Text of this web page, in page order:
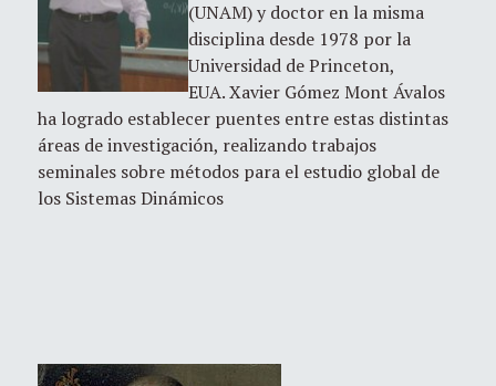
(UNAM) y doctor en la misma
disciplina desde 1978 por la
Universidad de Princeton,
EUA. Xavier Gómez Mont Ávalos
ha logrado establecer puentes entre estas distintas
áreas de investigación, realizando trabajos
seminales sobre métodos para el estudio global de
los Sistemas Dinámicos